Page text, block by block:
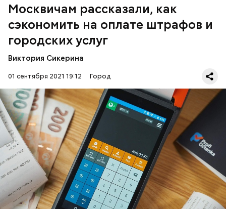
Москвичам рассказали, как
сэкономить на оплате штрафов и
городских услуг
Виктория Сикерина
01 сентября 2021 19:12 Город
Для оплаты доступны транспортные штрафы, а
также жилищно-коммунальные услуги и услуги
департамента городского имущества.
уникальному идентификатору начисления (УИН).
ВЫГОДА ШТРАФЫ КАРТА «МИР»
В среду, 1 сентября, ведущий сотрудник центра
похолодании в столице в выходные, 4 и 5 сентября.
Температура снизится до 7–12 градусов тепла.